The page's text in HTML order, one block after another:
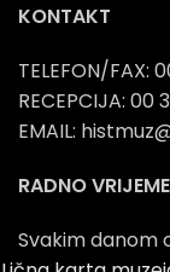
KONTAKT
TELEFON/FAX:
RECEPCIJA: 00
EMAIL:
RADNO VRIJEME
Svakim danom